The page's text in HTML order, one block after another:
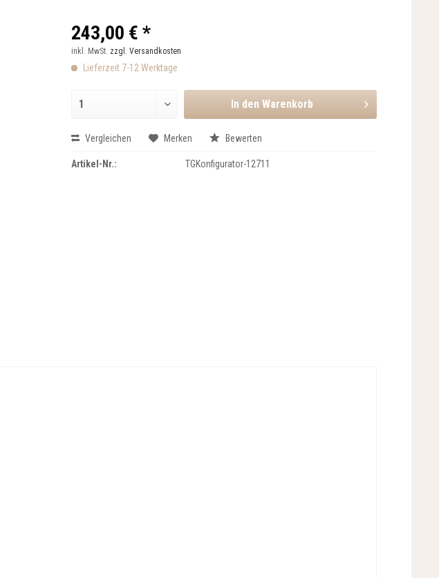
243,00 € *
inkl. MwSt. zzgl. Versandkosten
Lieferzeit 7-12 Werktage
In den Warenkorb
Vergleichen Merken Bewerten
Artikel-Nr.: TGKonfigurator-12711